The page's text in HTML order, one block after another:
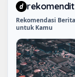
d rekomendit
Rekomendasi
untuk Kamu